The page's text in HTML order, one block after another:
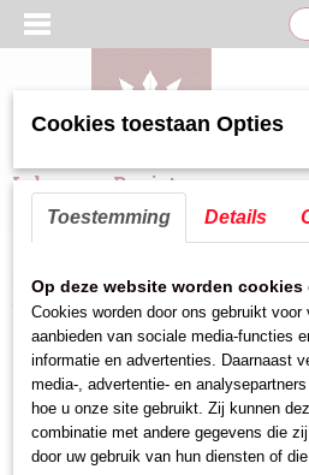
Inloggen Registreren
Home> Zoeken
Zoekresultaten
Wij werken alleen
Cookies toestaan Opties
Toestemming Details
Op deze website worden
Cookies worden door ons gebruikt
aanbieden van sociale media-functies
informatie en advertenties. Daarnaast
media-, advertentie- en
hoe u onze site gebruikt. Zij kunnen
combinatie met andere gegevens die
door uw gebruik van hun diensten of